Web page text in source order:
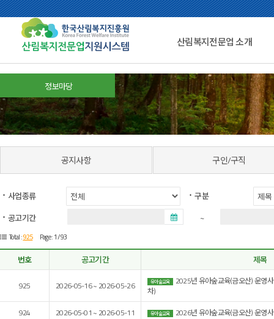
산림복지전문업 소개
정보마당
공지사항 구인/구직
사업종류
구분
공고기간
~
Total :925 Page : 1 /93
번호 공고기간 제목
925 2026-05-16 ~ 2026-05-26 유아숲교육
2025년 유아숲교육(금오산) 운영
차)
924
2026-05-01 ~ 2026-05-11 유아숲교육
2026년 유아숲교육(금오산) 운영